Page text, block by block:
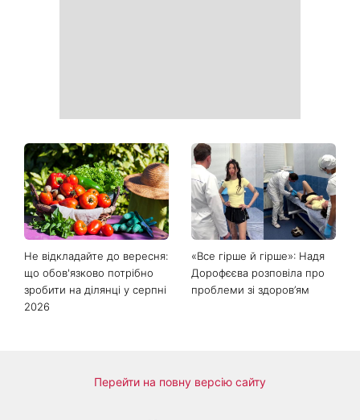
Рейтинги зашкалюють: 3
турецькі серіали, які стали
головними хітами 2026
року
Головний стильний тренд
соцмереж: чому
мініспідниця з паєтками
підкорила Instagram